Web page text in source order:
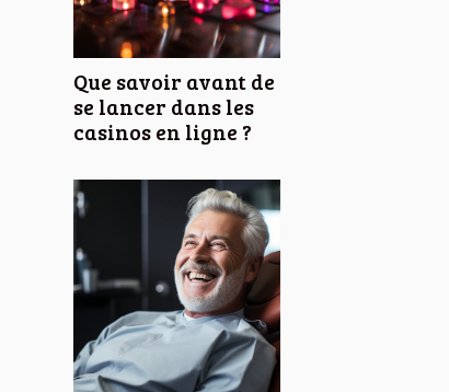
Que savoir avant de
se lancer dans les
casinos en ligne ?